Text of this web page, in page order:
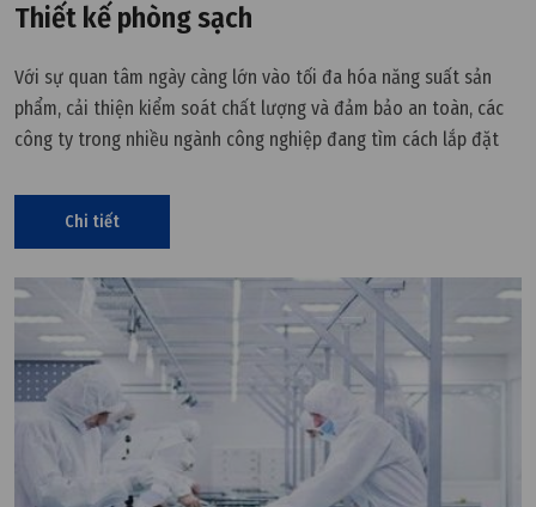
Thiết kế phòng sạch
Với sự quan tâm ngày càng lớn vào tối đa hóa năng suất sản
phẩm, cải thiện kiểm soát chất lượng và đảm bảo an toàn, các
công ty trong nhiều ngành công nghiệp đang tìm cách lắp đặt
họ.
Chi tiết